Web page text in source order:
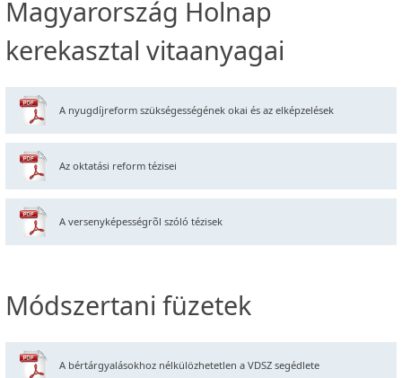
Magyarország Holnap
kerekasztal vitaanyagai
A nyugdíjreform szükségességének okai és az elképzelések
Az oktatási reform tézisei
A versenyképességrõl szóló tézisek
Módszertani füzetek
A bértárgyalásokhoz nélkülözhetetlen a VDSZ segédlete